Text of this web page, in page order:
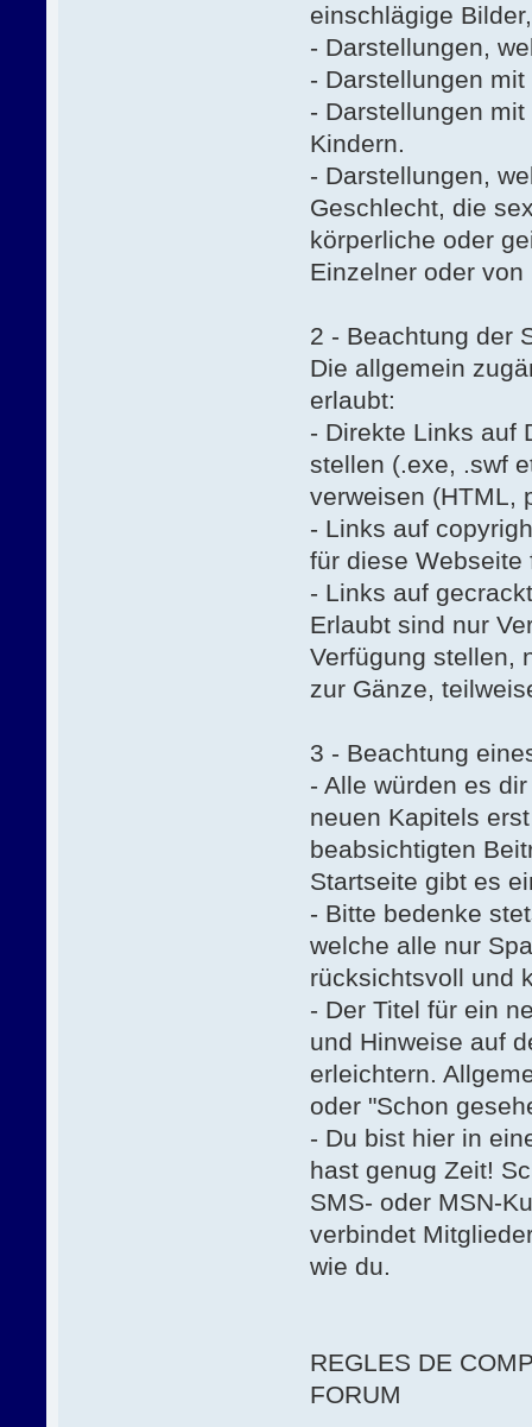
einschlägige
- Darstellungen,
- Darstellungen
- Darstellungen
Kindern.
- Darstellungen,
Geschlecht, die
körperliche oder
Einzelner oder
2 - Beachtung der
Die allgemein
erlaubt:
- Direkte Links auf
stellen (.exe, .swf
verweisen (HTML,
- Links auf
für diese Webseite
- Links auf
Erlaubt sind nur
Verfügung stellen,
zur Gänze,
3 - Beachtung
- Alle würden es
neuen Kapitels
beabsichtigten
Startseite gibt es
- Bitte bedenke
welche alle nur
rücksichtsvoll und
- Der Titel für ein
und Hinweise auf
erleichtern.
oder "Schon
- Du bist hier in
hast genug Zeit!
SMS- oder MSN-
verbindet
wie du.
REGLES DE
FORUM